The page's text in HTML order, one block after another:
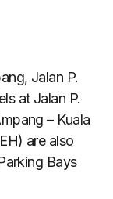
Jalan P.
at Jalan P.
– Kuala
are also
Bays.